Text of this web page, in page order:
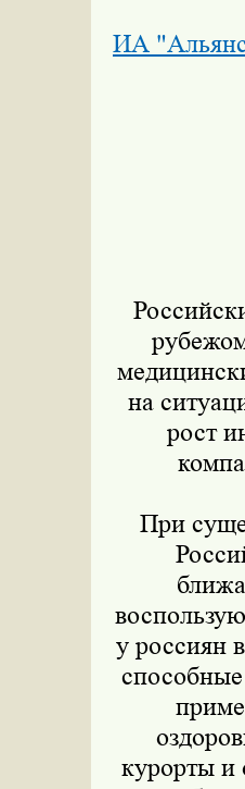
ИА
на
рост
При
у россиян
курорты и